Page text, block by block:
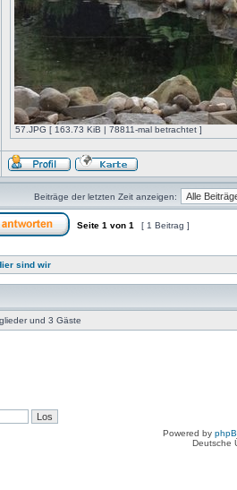
57.JPG [ 163.73 KiB | 78811-mal betrachtet ]
Beiträge der letzten Zeit anzeigen:
Seite 1 von 1 [ 1 Beitrag ]
sind wir
und 3 Gäste
Powered by
Deutsche